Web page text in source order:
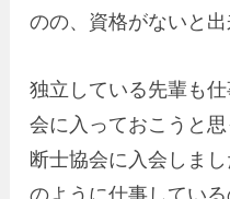
のの、資格がないと出
独立している先輩も
会に入っておこうと
断士協会に入会しま
のように仕事してい